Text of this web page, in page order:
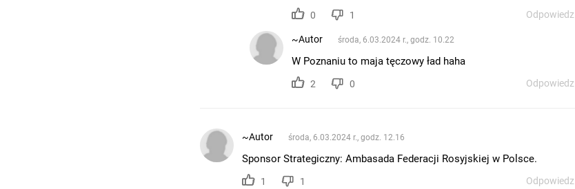
0 1 Odpowiedz
~Autor
środa, 6.03.2024 r., godz. 10.22
W Poznaniu to maja tęczowy ład haha
2 0 Odpowiedz
~Autor środa, 6.03.2024 r., godz. 12.16
Sponsor Strategiczny: Ambasada Federacji Rosyjskiej w Polsce.
1 1 Odpowiedz